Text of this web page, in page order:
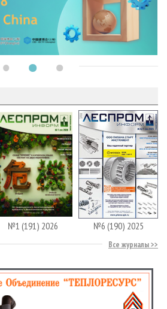
№1 (191) 2026 №6 (190) 2025
Все журналы